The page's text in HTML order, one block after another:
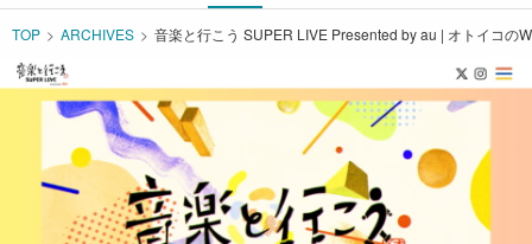
TOP ARCHIVES 音楽と行こう SUPER LIVE Presented by au | オトイコの